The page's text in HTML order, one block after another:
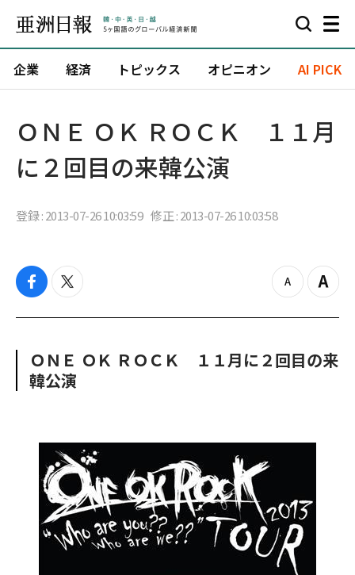
企業 経済 トピックス オピニオン AI PICK
ＯＮＥ ＯＫ ＲＯＣＫ １１月
に２回目の来韓公演
登録 : 2013-07-26 10:03:59 修正 : 2013-07-26 10:03:58
f
c
o
o
k
t
i
e
r
z
o
u
Z
o
n
ＯＮＥ ＯＫ ＲＯＣＫ １１月に２回目の来
韓公演